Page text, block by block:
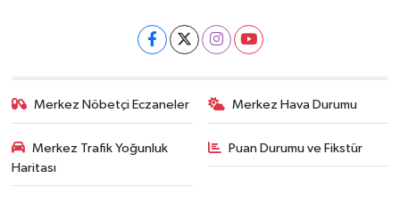
Merkez Nöbetçi Eczaneler Merkez Hava Durumu
Merkez Trafik Yoğunluk
Haritası
Puan Durumu ve Fikstür